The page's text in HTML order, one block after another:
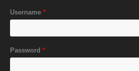
Username *
Password *